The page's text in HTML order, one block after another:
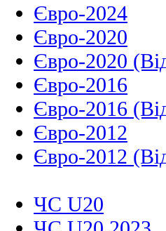
Євро-2024
Євро-2020
Євро-2020
Євро-2016
Євро-2016
Євро-2012
Євро-2012
ЧС U20